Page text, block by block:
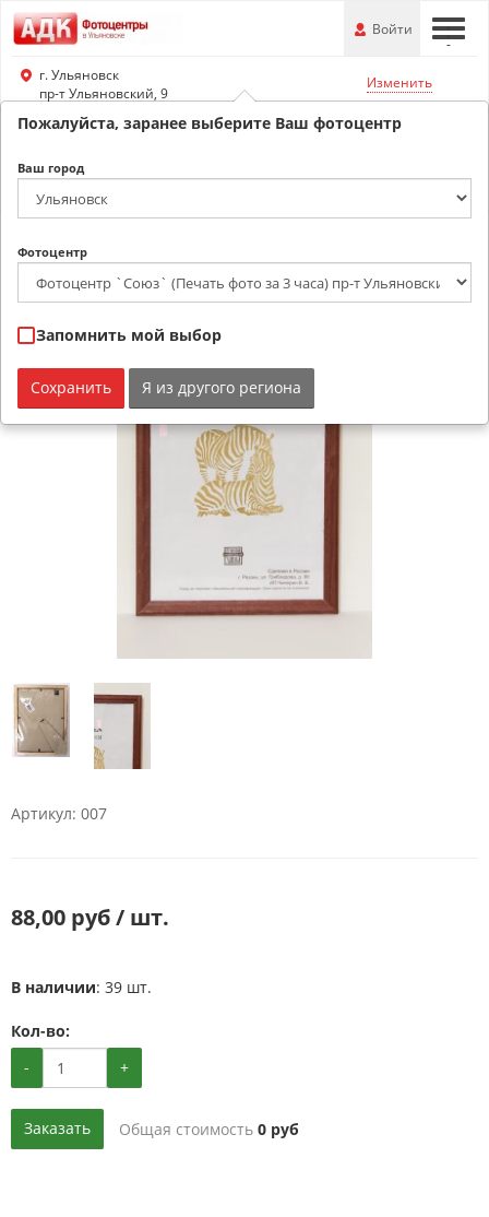
Перейти
к
основной
информации
---
Войти
г. Ульяновск
пр-т Ульяновский, 9
Изменить
Обратный звонок
Рамка дерево Р3 17 10х15
Артикул: 007
88,00 руб / шт.
В наличии: 39 шт.
Кол-во:
-
+
Заказать Общая стоимость 0 руб
Пожалуйста, заранее выберите Ваш фотоцентр
Ваш город
Фотоцентр
Запомнить мой выбор
Сохранить Я из другого региона